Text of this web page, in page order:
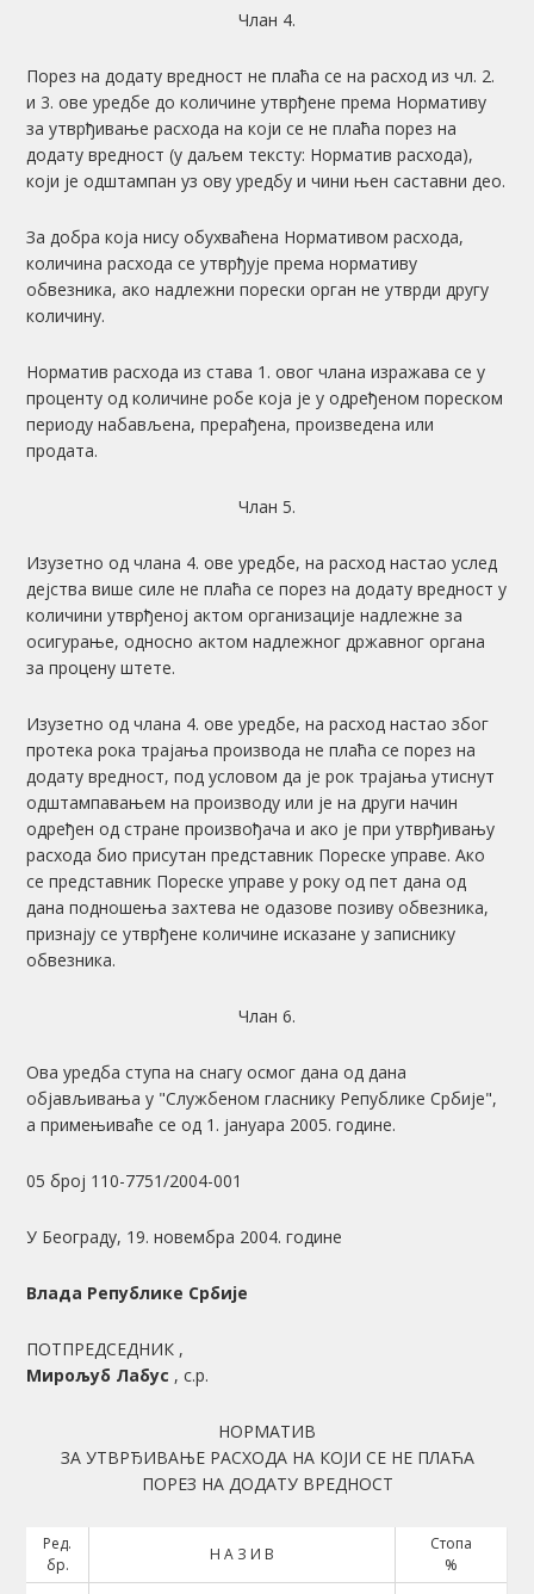
Члан 4.
Порез на додату вредност не плаћа се на расход из чл. 2.
и 3. ове уредбе до количине утврђене према Нормативу
за утврђивање расхода на који се не плаћа порез на
додату вредност (у даљем тексту: Норматив расхода),
који је одштампан уз ову уредбу и чини њен саставни део.
За добра која нису обухваћена Нормативом расхода,
количина расхода се утврђује према нормативу
обвезника, ако надлежни порески орган не утврди другу
количину.
Норматив расхода из става 1. овог члана изражава се у
проценту од количине робе која је у одређеном пореском
периоду набављена, прерађена, произведена или
продата.
Члан 5.
Изузетно од члана 4. ове уредбе, на расход настао услед
дејства више силе не плаћа се порез на додату вредност у
количини утврђеној актом организације надлежне за
осигурање, односно актом надлежног државног органа
за процену штете.
Изузетно од члана 4. ове уредбе, на расход настао због
протека рока трајања производа не плаћа се порез на
додату вредност, под условом да је рок трајања утиснут
одштампавањем на производу или је на други начин
одређен од стране произвођача и ако је при утврђивању
расхода био присутан представник Пореске управе. Ако
се представник Пореске управе у року од пет дана од
дана подношења захтева не одазове позиву обвезника,
признају се утврђене количине исказане у записнику
обвезника.
Члан 6.
Ова уредба ступа на снагу осмог дана од дана
објављивања у "Службеном гласнику Републике Србије",
а примењиваће се од 1. јануара 2005. године.
05 број 110-7751/2004-001
У Београду, 19. новембра 2004. године
Влада Републике Србије
ПОТПРЕДСЕДНИК ,
Мирољуб Лабус , с.р.
НОРМАТИВ
ЗА УТВРЂИВАЊЕ РАСХОДА НА КОЈИ СЕ НЕ ПЛАЋА
ПОРЕЗ НА ДОДАТУ ВРЕДНОСТ
Ред.
бр.
Н А З И В
Стопа
%